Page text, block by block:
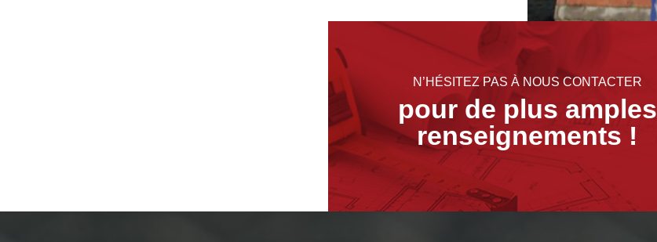
N’HÉSITEZ PAS À NOUS CONTACTER
pour de plus amples
renseignements !